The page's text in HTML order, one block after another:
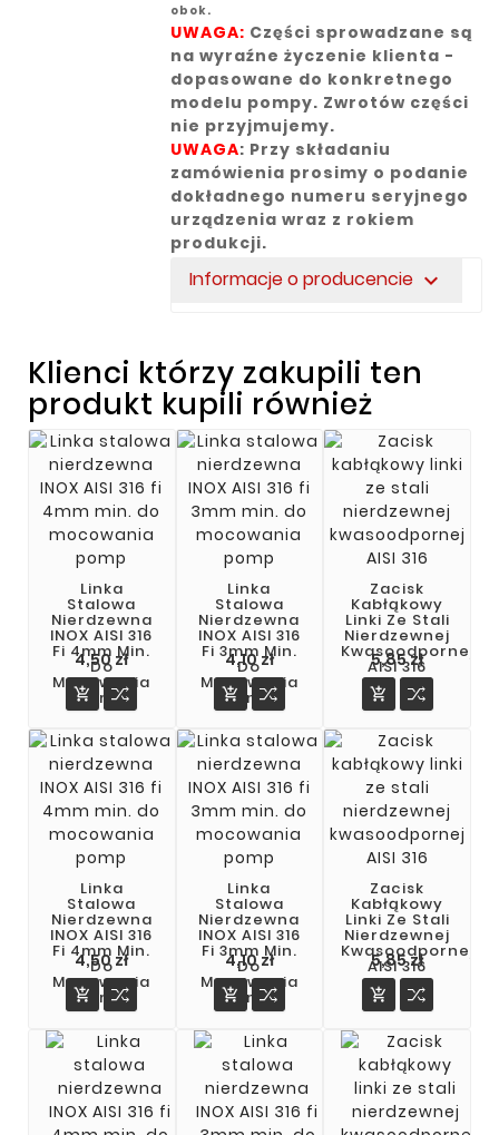
obok.
UWAGA: Części sprowadzane są
na wyraźne życzenie klienta -
dopasowane do konkretnego
modelu pompy. Zwrotów części
nie przyjmujemy.
UWAGA: Przy składaniu
zamówienia prosimy o podanie
dokładnego numeru seryjnego
urządzenia wraz z rokiem
produkcji.
Informacje o producencie expand_more
Klienci którzy zakupili ten
produkt kupili również
Linka
Stalowa
Nierdzewna
INOX AISI 316
Fi 4mm Min.
Do
Mocowania
Pomp
4,50 zł

Linka
Stalowa
Nierdzewna
INOX AISI 316
Fi 4mm Min.
Do
Mocowania
Pomp
4,50 złCena

Linka
Stalowa
Nierdzewna
INOX AISI 316
Fi 3mm Min.
Do
Mocowania
Pomp
4,10 zł

Linka
Stalowa
Nierdzewna
INOX AISI 316
Fi 3mm Min.
Do
Mocowania
Pomp
4,10 złCena

Zacisk
Kabłąkowy
Linki Ze Stali
Nierdzewnej
Kwasoodpornej
AISI 316
5,85 zł

Zacisk
Kabłąkowy
Linki Ze Stali
Nierdzewnej
Kwasoodpornej
AISI 316
5,85 złCena
